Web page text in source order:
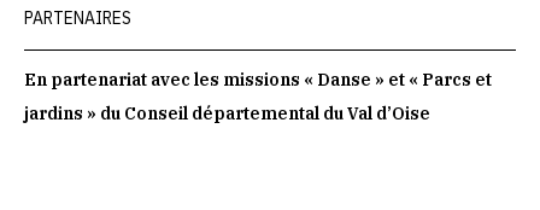
PARTENAIRES
En partenariat avec les missions « Danse » et « Parcs et
jardins » du Conseil départemental du Val d’Oise